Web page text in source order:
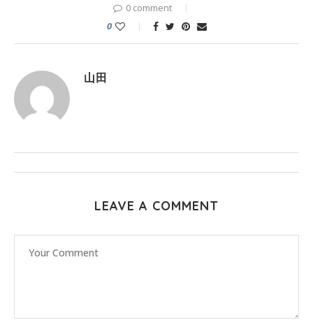
0 comment
0
山田
LEAVE A COMMENT